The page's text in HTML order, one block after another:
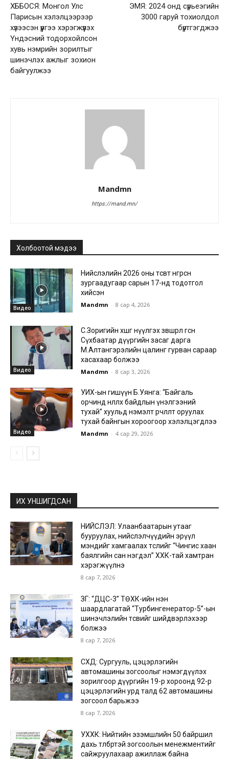
ХББОСЯ: Монгол Улс
Парисын хэлэлцээрээр
хүлээсэн үүргээ хэрэгжүүлэх
Үндэсний тодорхойлсон
хувь нэмрийн зорилтыг
шинэчлэх ажлыг зохион
байгуулжээ
ЭМЯ: 2024 онд сүрьеэгийн
3000 гаруй тохиолдол
бүртгэгджээ
Mandmn
https://mand.mn/
Холбоотой мэдээ
Видео
Нийслэлийн 2026 оны төсөвт өнгөрсөн
зургаадугаар сарын 17-нд тодотгол
хийсэн
Mandmn - 8 сар 4, 2026
Видео
С.Зоригийн хөшөөг нүүлгэх зөвшөөрөл өгсөн
Сүхбаатар дүүргийн засаг дарга
М.Алтангэрэлийн цалинг гурван сараар
хасахаар болжээ
Mandmn - 8 сар 3, 2026
Видео
УИХ-ын гишүүн Б.Уянга: “Байгаль
орчинд нөлөөлөх байдлын үнэлгээний
тухай” хуульд нэмэлт өөрчлөлт оруулах
тухай байнгын хороогоор хэлэлцэгдлээ
Mandmn - 4 сар 29, 2026
ИХ УНШИГДСАН
НИЙСЛЭЛ: Улаанбаатарын утааг
бууруулах, нийслэлчүүдийн эрүүл
мэндийг хамгаалах төслийг “Чингис хаан
баялгийн сан нэгдэл” ХХК-тай хамтран
хэрэгжүүлнэ
8 сар 7, 2026
ЗГ: “ДЦС-3” ТӨХК-ийн нэн
шаардлагатай “Турбингенератор-5”-ын
шинэчлэлийн төсвийг шийдвэрлэхээр
болжээ
8 сар 7, 2026
СХД: Сургууль, цэцэрлэгийн
автомашины зогсоолыг нэмэгдүүлэх
зорилгоор дүүргийн 19-р хороонд 92-р
цэцэрлэгийн урд талд 62 автомашины
зогсоол барьжээ
8 сар 7, 2026
УХХК: Нийтийн эзэмшлийн 50 байршил
дахь төлбөртэй зогсоолын менежментийг
сайжруулахаар ажиллаж байна